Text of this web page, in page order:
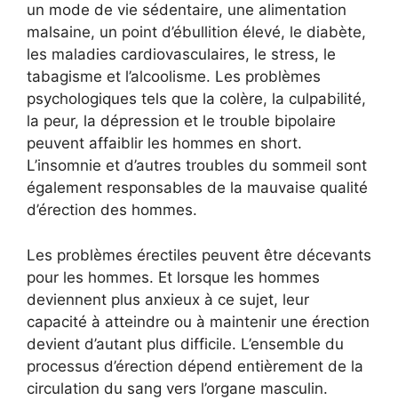
un mode de vie sédentaire, une alimentation
malsaine, un point d’ébullition élevé, le diabète,
les maladies cardiovasculaires, le stress, le
tabagisme et l’alcoolisme. Les problèmes
psychologiques tels que la colère, la culpabilité,
la peur, la dépression et le trouble bipolaire
peuvent affaiblir les hommes en short.
L’insomnie et d’autres troubles du sommeil sont
également responsables de la mauvaise qualité
d’érection des hommes.
Les problèmes érectiles peuvent être décevants
pour les hommes. Et lorsque les hommes
deviennent plus anxieux à ce sujet, leur
capacité à atteindre ou à maintenir une érection
devient d’autant plus difficile. L’ensemble du
processus d’érection dépend entièrement de la
circulation du sang vers l’organe masculin.